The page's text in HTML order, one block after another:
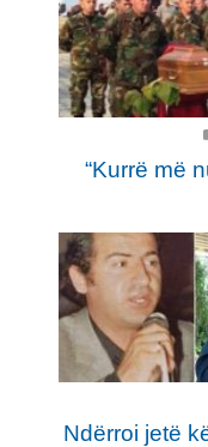
“Kurrë më
Ndërroi jetë